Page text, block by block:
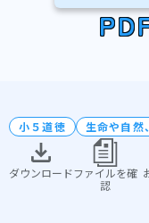
小５道徳 生命や自然
ダウンロードファイルを確
認